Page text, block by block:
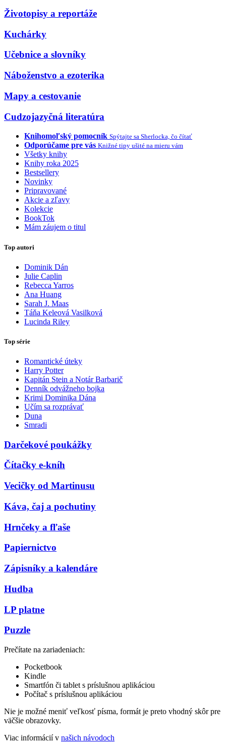
Životopisy a reportáže
Kuchárky
Učebnice a slovníky
Náboženstvo a ezoterika
Mapy a cestovanie
Cudzojazyčná literatúra
Knihomoľský pomocník Spýtajte sa Sherlocka, čo čítať
Odporúčame pre vás Knižné tipy ušité na mieru vám
Všetky knihy
Knihy roka 2025
Bestsellery
Novinky
Pripravované
Akcie a zľavy
Kolekcie
BookTok
Mám záujem o titul
Top autori
Dominik Dán
Julie Caplin
Rebecca Yarros
Ana Huang
Sarah J. Maas
Táňa Keleová Vasilková
Lucinda Riley
Top série
Romantické úteky
Harry Potter
Kapitán Stein a Notár Barbarič
Denník odvážneho bojka
Krimi Dominika Dána
Učím sa rozprávať
Duna
Smradi
Darčekové poukážky
Čítačky e-kníh
Vecičky od Martinusu
Káva, čaj a pochutiny
Hrnčeky a fľaše
Papiernictvo
Zápisníky a kalendáre
Hudba
LP platne
Puzzle
Prečítate na zariadeniach:
Pocketbook
Kindle
Smartfón či tablet s príslušnou aplikáciou
Počítač s príslušnou aplikáciou
Nie je možné meniť veľkosť písma, formát je preto vhodný skôr pre
väčšie obrazovky.
Viac informácií v našich návodoch